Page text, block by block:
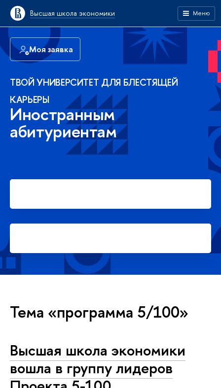
Высшая школа экономики Меню
Моя заявка
ТВОЙ УНИВЕРСИТЕТ ДЛЯ БЛЕСТЯЩЕЙ
КАРЬЕРЫ
Иностранным
абитуриентам
Тема «программа 5/100»
Высшая школа экономики
вошла в группу лидеров